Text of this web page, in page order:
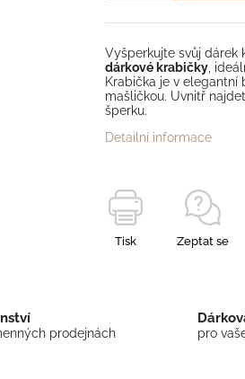
Vyšperkujte svůj dárek
dárkové krabičky,
Krabička je v
mašličkou. Uvnitř
šperku.
Detailní informace
Tisk Zeptat se
prodejnách pro